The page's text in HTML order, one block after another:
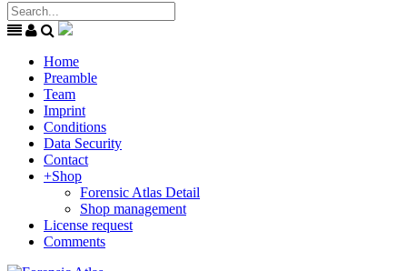
Home
Preamble
Team
Imprint
Conditions
Data Security
Contact
+Shop
Forensic Atlas Detail
Shop management
License request
Comments